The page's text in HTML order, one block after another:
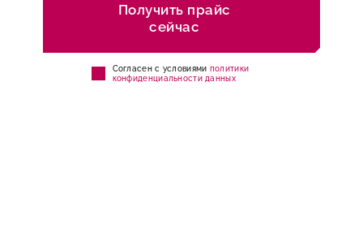
Получить прайс
сейчас
Cогласен с условиями политики
конфиденциальности данных